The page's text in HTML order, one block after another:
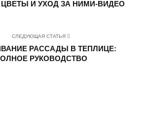
И УХОД ЗА НИМИ-ВИДЕО
СЛЕДУЮЩАЯ СТАТЬЯ
РАССАДЫ В ТЕПЛИЦЕ:
РУКОВОДСТВО